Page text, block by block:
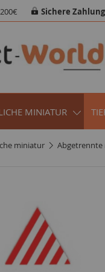
Sichere Zahlung
MINIATUR
miniatur